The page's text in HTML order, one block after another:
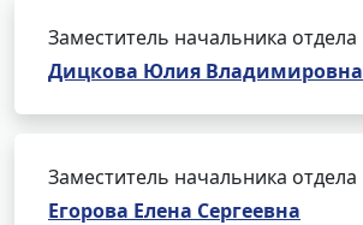
Заместитель начальника отдела
Дицкова Юлия Владимировна
Заместитель начальника отдела
Егорова Елена Сергеевна